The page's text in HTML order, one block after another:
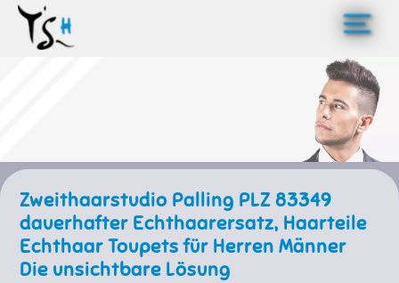
>
Zweithaarstudio Palling PLZ 83349
dauerhafter Echthaarersatz, Haarteile
Echthaar Toupets für Herren Männer
Die unsichtbare Lösung